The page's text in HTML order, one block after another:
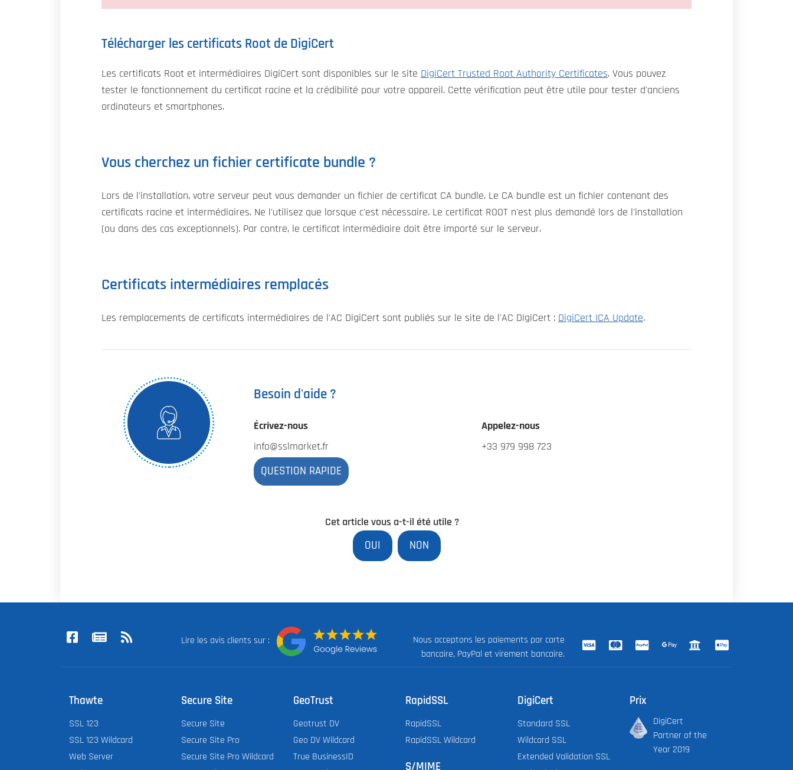
Télécharger les certificats Root de DigiCert
Les certificats Root et intermédiaires DigiCert sont disponibles sur le site DigiCert Trusted Root Authority Certificates. Vous pouvez
tester le fonctionnement du certificat racine et la crédibilité pour votre appareil. Cette vérification peut être utile pour tester d'anciens
ordinateurs et smartphones.
Vous cherchez un fichier certificate bundle ?
Lors de l'installation, votre serveur peut vous demander un fichier de certificat CA bundle. Le CA bundle est un fichier contenant des
certificats racine et intermédiaires. Ne l'utilisez que lorsque c'est nécessaire. Le certificat ROOT n'est plus demandé lors de l'installation
(ou dans des cas exceptionnels). Par contre, le certificat intermédiaire doit être importé sur le serveur.
Certificats intermédiaires remplacés
Les remplacements de certificats intermédiaires de l'AC DigiCert sont publiés sur le site de l'AC DigiCert : DigiCert ICA Update.
Besoin d'aide ?
Écrivez-nous
info@sslmarket.fr
QUESTION RAPIDE
Appelez-nous
+33 979 998 723
Cet article vous a-t-il été utile ?
OUI NON
Lire les avis clients sur :
Nous acceptons les paiements par carte
bancaire, PayPal et virement bancaire.
Thawte
SSL 123
SSL 123 Wildcard
Web Server
Secure Site
Secure Site
Secure Site Pro
Secure Site Pro Wildcard
GeoTrust
Geotrust DV
Geo DV Wildcard
True BusinessID
RapidSSL
RapidSSL
RapidSSL Wildcard
S/MIME
DigiCert
Standard SSL
Wildcard SSL
Extended Validation SSL
Prix
DigiCert
Partner of the
Year 2019